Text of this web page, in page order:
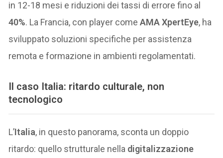
in 12-18 mesi e riduzioni dei tassi di errore fino al
40%. La Francia, con player comeAMA XpertEye, ha
sviluppato soluzioni specifiche per assistenza
remota e formazione in ambienti regolamentati.
Il caso Italia: ritardo culturale, non
tecnologico
L’Italia, in questo panorama, sconta un doppio
ritardo: quello strutturale nella digitalizzazione